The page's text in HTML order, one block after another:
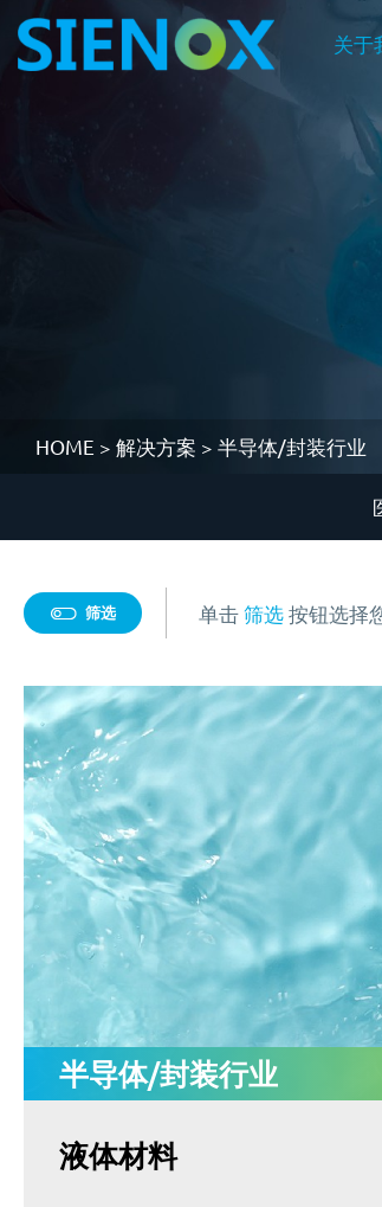
关于
走近施诺斯
客户推荐信
产品中心
离心脱泡机SIE-
VH350（针筒/搅拌罐脱泡）
VH960
实验室/科研机构小型静音
离心除泡设备 SIE-C012
实验均质机
高速乳化均质机 实验室高
速搅拌分散机
实验室均质机 SIE‑MIX60
非介入式材料均质机
多工位球磨混料机 实验室
MORE+
粉末材料
胶水材料
医药凝胶材料搅拌脱泡解
决方案
胶粘剂行业
膏体材料
高粘度胶水搅拌脱泡的绝
佳解决方案
工业大学涂膜材料脱泡解
决方案
服务支持
寄样测试
寄送样品进行工艺实验
产品问答FAQ
脱泡机的作用是什么？
售后服务怎么样？
为什么要选择施诺斯？
MORE+
新闻资讯
新闻资讯
实验室新闻
揭秘真空脱泡机如何进行
胶水脱泡
施诺斯陪我做了3年的实验
两种比重相差较大的浆料
搅拌
联系我们020-87548184
联系我们
HOME > 解决方案 > 半导体/封装行业
筛选 单击筛选按钮选择
胶水
浆料
聚氨酯
其他材料
按产能筛选
实验室研发型(<500g)
中试型(500g-5kg)
量产型(>5kg)
按工艺需求
离心脱泡
搅拌+脱泡
温控(加热/制冷)
加压脱泡
半导体/封装行业
液体材料